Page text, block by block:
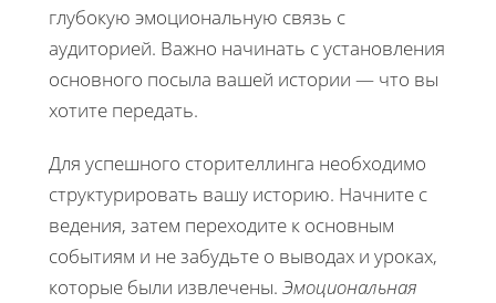
глубокую эмоциональную связь с
аудиторией. Важно начинать с установления
основного посыла вашей истории — что вы
хотите передать.
Для успешного сторителлинга необходимо
структурировать вашу историю. Начните с
ведения, затем переходите к основным
событиям и не забудьте о выводах и уроках,
которые были извлечены. Эмоциональная